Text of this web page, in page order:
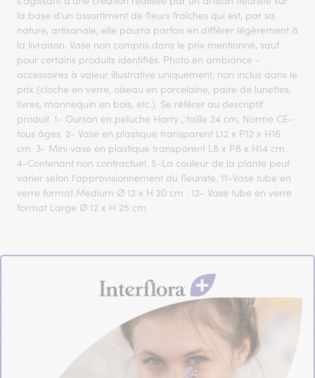
la base d’un assortiment de fleurs fraîches qui est, par sa
nature, artisanale, elle pourra parfois en différer légèrement à
la livraison. Vase non compris dans le prix mentionné, sauf
pour certains produits identifiés. Photo en ambiance -
accessoires à valeur illustrative uniquement, non inclus dans le
prix (cloche en verre, oiseau en porcelaine, paire de lunettes,
livres, mannequin en bois, etc.). Se référer au descriptif
produit. 1- Ourson en peluche Harry , taille 24 cm, Norme CE-
tous âges. 2- Vase en plastique transparent L12 x P12 x H16
cm. 3- Mini vase en plastique transparent L8 x P8 x H14 cm.
4-Contenant non contractuel. 5-La couleur de la plante peut
varier selon l'approvisionnement du fleuriste. 11-Vase tube en
verre format Medium Ø 12 x H 20 cm . 12- Vase tube en verre
format Large Ø 12 x H 25 cm